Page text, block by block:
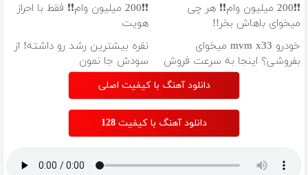
❗❗200 میلیون وام❗❗ هر چی
میخوای باهاش بخر!!
❗❗200 میلیون وام❗❗ فقط با احراز
هویت
خودرو mvm x33 میخوای
بفروشی؟ اینجا به سرعت فروش
نقره بیشترین رشد رو داشته! از
سودش جا نمون
دانلود آهنگ با کیفیت اصلی
دانلود آهنگ با کیفیت 128